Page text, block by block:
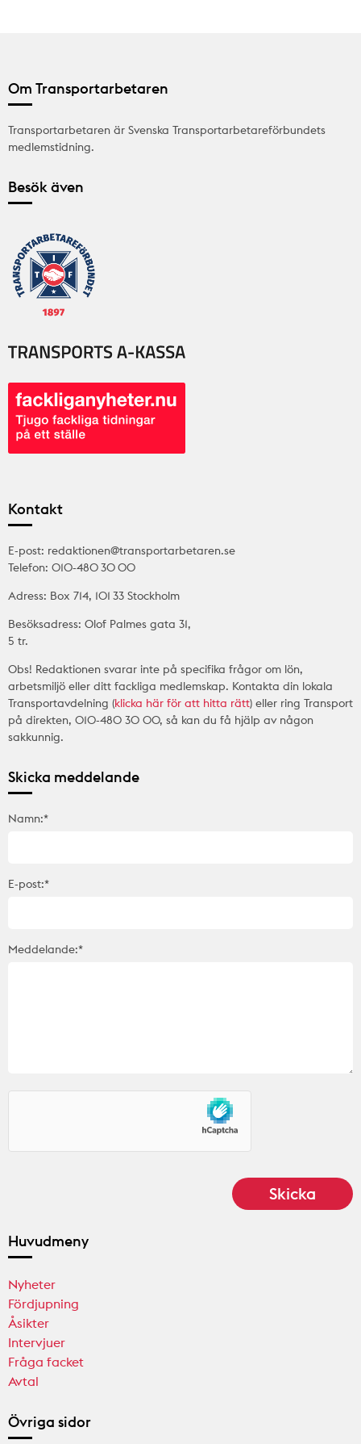
Om Transportarbetaren
Transportarbetaren är Svenska Transportarbetareförbundets
medlemstidning.
Besök även
Kontakt
E-post: redaktionen@transportarbetaren.se
Telefon: 010-480 30 00
Adress: Box 714, 101 33 Stockholm
Besöksadress: Olof Palmes gata 31,
5 tr.
Obs! Redaktionen svarar inte på specifika frågor om lön,
arbetsmiljö eller ditt fackliga medlemskap. Kontakta din lokala
Transportavdelning (klicka här för att hitta rätt) eller ring Transport
på direkten, 010-480 30 00, så kan du få hjälp av någon
sakkunnig.
Skicka meddelande
Namn:*
E-post:*
Meddelande:*
Huvudmeny
Nyheter
Fördjupning
Åsikter
Intervjuer
Fråga facket
Avtal
Övriga sidor